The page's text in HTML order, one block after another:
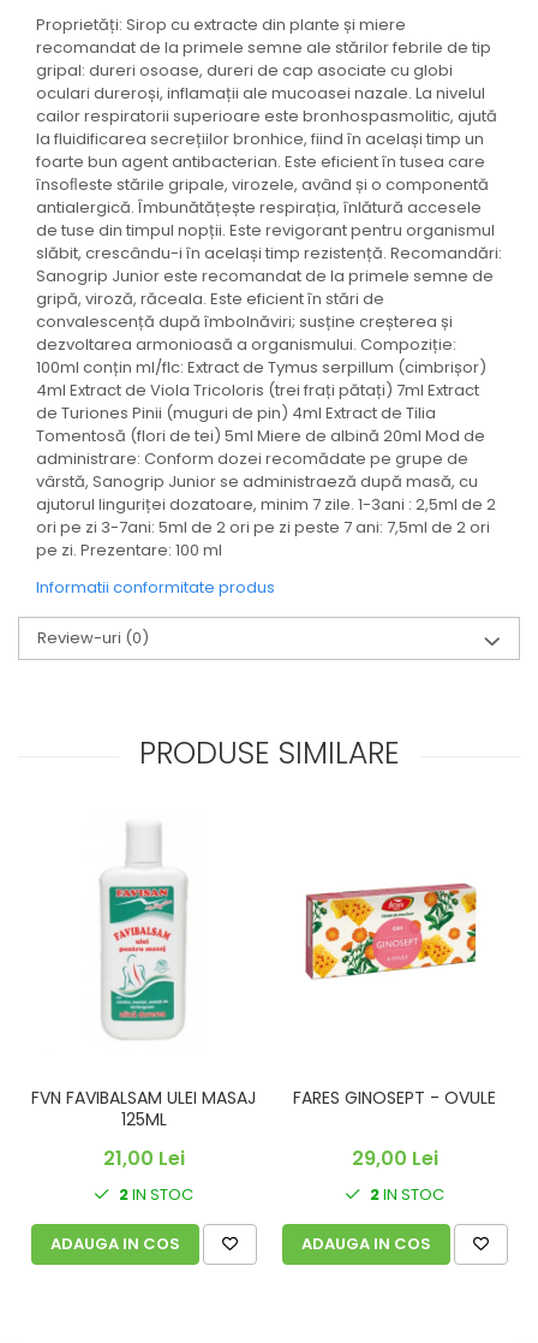
CEAIURI
GEMODERIVATE
CREME AFECTIUNI PIELE
SUPOZITOARE
TINCTURI
SUPERALIMENTE
Proprietăți: Sirop cu extracte din plante și miere
recomandat de la primele semne ale stărilor febrile de tip
gripal: dureri osoase, dureri de cap asociate cu globi
oculari dureroși, inflamații ale mucoasei nazale. La nivelul
cailor respiratorii superioare este bronhospasmolitic, ajută
la fluidificarea secrețiilor bronhice, fiind în același timp un
foarte bun agent antibacterian. Este eficient în tusea care
însoﬂeste stările gripale, virozele, având și o componentă
antialergică. Îmbunătățește respirația, înlătură accesele
de tuse din timpul nopții. Este revigorant pentru organismul
slăbit, crescându-i în același timp rezistență. Recomandări:
Sanogrip Junior este recomandat de la primele semne de
gripă, viroză, răceala. Este eficient în stări de
convalescență după îmbolnăviri; susține creșterea și
dezvoltarea armonioasă a organismului. Compoziție:
100ml conțin ml/flc: Extract de Tymus serpillum (cimbrișor)
4ml Extract de Viola Tricoloris (trei frați pătați) 7ml Extract
de Turiones Pinii (muguri de pin) 4ml Extract de Tilia
Tomentosă (flori de tei) 5ml Miere de albină 20ml Mod de
administrare: Conform dozei recomădate pe grupe de
vârstă, Sanogrip Junior se administraeză după masă, cu
ajutorul linguriței dozatoare, minim 7 zile. 1-3ani : 2,5ml de 2
ori pe zi 3-7ani: 5ml de 2 ori pe zi peste 7 ani: 7,5ml de 2 ori
pe zi. Prezentare: 100 ml
Informatii conformitate produs
Review-uri (0)
PRODUSE SIMILARE
FVN FAVIBALSAM ULEI MASAJ
125ML
21,00 Lei
2IN STOC
ADAUGA IN COS
FARES GINOSEPT - OVULE
29,00 Lei
2IN STOC
ADAUGA IN COS